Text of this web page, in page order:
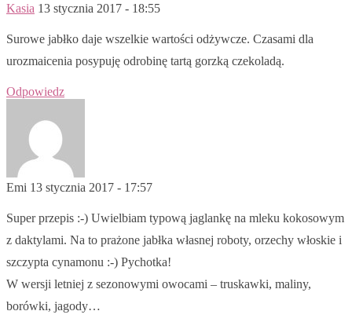
Kasia 13 stycznia 2017 - 18:55
Surowe jabłko daje wszelkie wartości odżywcze. Czasami dla
urozmaicenia posypuję odrobinę tartą gorzką czekoladą.
Odpowiedz
Emi 13 stycznia 2017 - 17:57
Super przepis :-) Uwielbiam typową jaglankę na mleku kokosowym
z daktylami. Na to prażone jabłka własnej roboty, orzechy włoskie i
szczypta cynamonu :-) Pychotka!
W wersji letniej z sezonowymi owocami – truskawki, maliny,
borówki, jagody…